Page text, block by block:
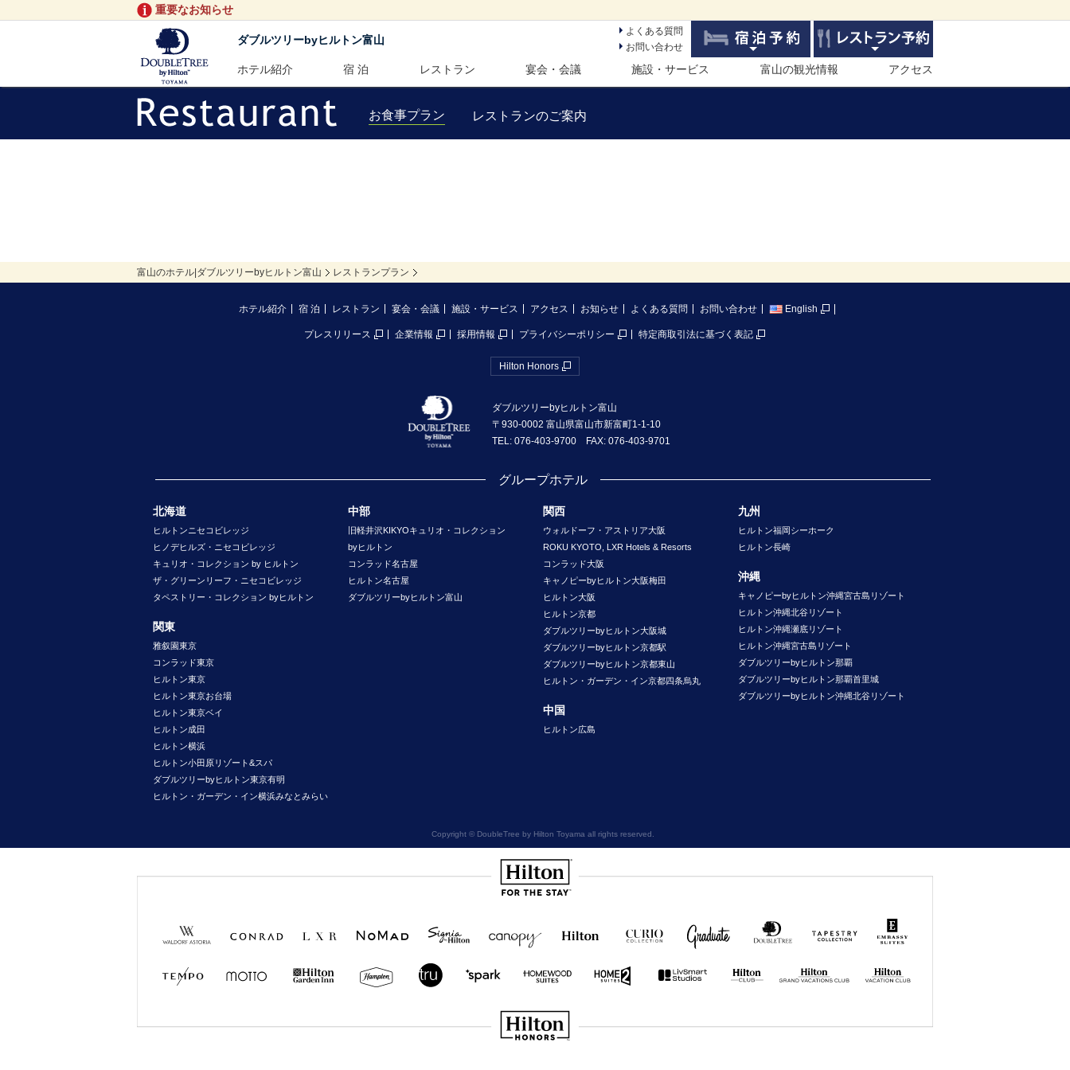
重要なお知らせ
ダブルツリーbyヒルトン富山
よくある質問
お問い合わせ
ホテル紹介 宿 泊 レストラン 宴会・会議 施設・サービス 富山の観光情報 アクセス
お食事プラン レストランのご案内
富山のホテル|ダブルツリーbyヒルトン富山 レストランプラン
ホテル紹介 宿 泊 レストラン 宴会・会議 施設・サービス アクセス お知らせ よくある質問 お問い合わせ English
プレスリリース 企業情報 採用情報 プライバシーポリシー 特定商取引法に基づく表記
Hilton Honors
ダブルツリーbyヒルトン富山
〒930-0002 富山県富山市新富町1-1-10
TEL: 076-403-9700 FAX: 076-403-9701
グループホテル
北海道
ヒルトンニセコビレッジ
ヒノデヒルズ・ニセコビレッジ
キュリオ・コレクション by ヒルトン
ザ・グリーンリーフ・ニセコビレッジ
タペストリー・コレクション byヒルトン
関東
雅叙園東京
コンラッド東京
ヒルトン東京
ヒルトン東京お台場
ヒルトン東京ベイ
ヒルトン成田
ヒルトン横浜
ヒルトン小田原リゾート&スパ
ダブルツリーbyヒルトン東京有明
ヒルトン・ガーデン・イン横浜みなとみらい
中部
旧軽井沢KIKYOキュリオ・コレクション
byヒルトン
コンラッド名古屋
ヒルトン名古屋
ダブルツリーbyヒルトン富山
関西
ウォルドーフ・アストリア大阪
ROKU KYOTO, LXR Hotels & Resorts
コンラッド大阪
キャノピーbyヒルトン大阪梅田
ヒルトン大阪
ヒルトン京都
ダブルツリーbyヒルトン大阪城
ダブルツリーbyヒルトン京都駅
ダブルツリーbyヒルトン京都東山
ヒルトン・ガーデン・イン京都四条烏丸
中国
ヒルトン広島
九州
ヒルトン福岡シーホーク
ヒルトン長崎
沖縄
キャノピーbyヒルトン沖縄宮古島リゾート
ヒルトン沖縄北谷リゾート
ヒルトン沖縄瀬底リゾート
ヒルトン沖縄宮古島リゾート
ダブルツリーbyヒルトン那覇
ダブルツリーbyヒルトン那覇首里城
ダブルツリーbyヒルトン沖縄北谷リゾート
Copyright © DoubleTree by Hilton Toyama all rights reserved.
Hilton
Astoria
Hotels &
Resorts
Hotels
&
Collection
DoubleTree
by
Hilton
Collection
by Hilton
Embassy
Suites
by
Garden
Inn
by
Hilton
Tru
by
Hilton
Hilton
Suites by
Hilton
Suites
by
VACATIONS
CLUB
VACATION
CLUB
Hilton Honors